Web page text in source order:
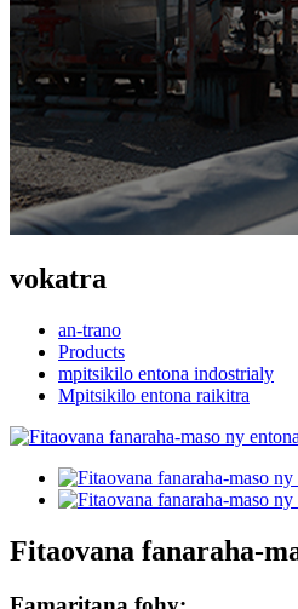
vokatra
an-trano
Products
mpitsikilo entona indostrialy
Mpitsikilo entona raikitra
Fitaovana fanaraha-